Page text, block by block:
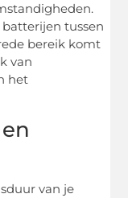
tussen
bereik komt
van
het
van je